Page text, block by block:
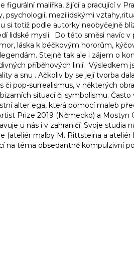
figurální malířka, žijící a pracující v
psychologií, mezilidskými
si totiž podle autorky neobyčejně
lidské mysli. Do této směsi navíc v
láska k béčkovým hororům,
Stejně tak ale i zájem o
příběhových linií. Výsledkem
a snu . Ačkoliv by se její tvorba
či pop-surrealismus, v některých
situací či symbolismu. Často
alter ega, která pomocí maleb
Prize 2019 (Německo) a Mostyn
u nás i v zahraničí. Svoje studia
(ateliér malby M. Rittsteina a ateliér
na téma obsedantně kompulzivní